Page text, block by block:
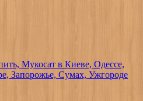
Мукосат в Киеве, Одессе,
Запорожье, Сумах, Ужгороде